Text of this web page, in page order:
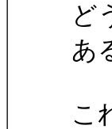
ど
あ
こ